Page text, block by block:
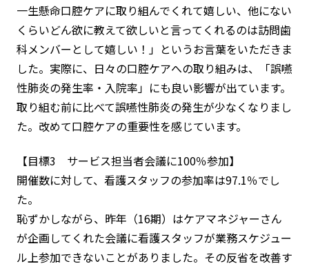
一生懸命口腔ケアに取り組んでくれて嬉しい、他にない
くらいどん欲に教えて欲しいと言ってくれるのは訪問歯
科メンバーとして嬉しい！」というお言葉をいただきま
した。実際に、 日々の口腔ケアへの取り組みは、「誤嚥
性肺炎の発生率・入院率」にも良い影響が出ています。
取り組む前に比べて誤嚥性肺炎の発生が少なくなりまし
た。改めて口腔ケアの重要性を感じています。
【目標3 サービス担当者会議に100％参加】
開催数に対して、看護スタッフの参加率は97.1％でし
た。
恥ずかしながら、昨年（16期）はケアマネジャーさん
が企画してくれた会議に看護スタッフが業務スケジュー
ル上参加できないことがありました。その反省を改善す